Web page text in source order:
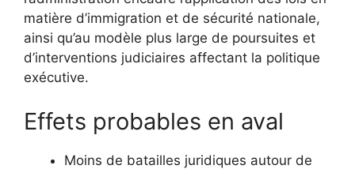
matière d’immigration et de sécurité nationale,
ainsi qu’au modèle plus large de poursuites et
d’interventions judiciaires affectant la politique
exécutive.
Effets probables en aval
Moins de batailles juridiques autour de